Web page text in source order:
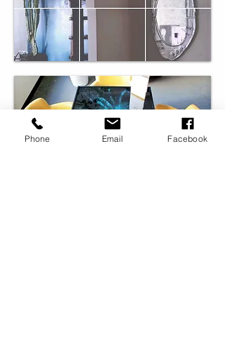
Phone Email Facebook